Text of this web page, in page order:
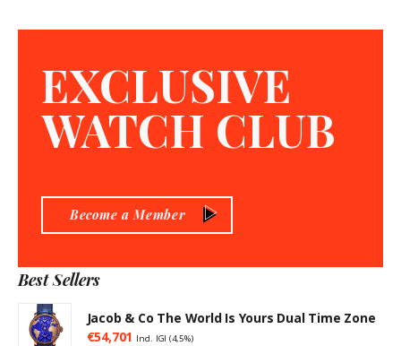
EXCLUSIVE
WATCH CLUB
Become a Member
Best Sellers
Jacob & Co The World Is Yours Dual Time Zone
€54,701 Incl. IGI (4,5%)